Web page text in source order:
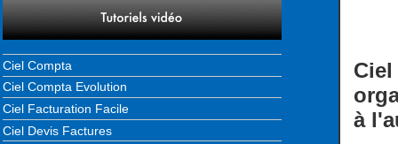
Ciel
à
Ciel Compta
Ciel Compta Evolution
Ciel Facturation Facile
Ciel Devis Factures